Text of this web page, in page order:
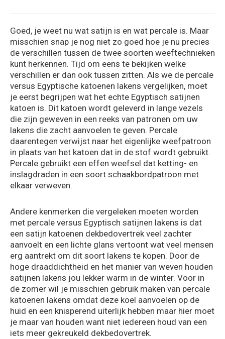
Goed, je weet nu wat satijn is en wat percale is. Maar
misschien snap je nog niet zo goed hoe je nu precies
de verschillen tussen de twee soorten weeftechnieken
kunt herkennen. Tijd om eens te bekijken welke
verschillen er dan ook tussen zitten. Als we de percale
versus Egyptische katoenen lakens vergelijken, moet
je eerst begrijpen wat het echte Egyptisch satijnen
katoen is. Dit katoen wordt geleverd in lange vezels
die zijn geweven in een reeks van patronen om uw
lakens die zacht aanvoelen te geven. Percale
daarentegen verwijst naar het eigenlijke weefpatroon
in plaats van het katoen dat in de stof wordt gebruikt.
Percale gebruikt een effen weefsel dat ketting- en
inslagdraden in een soort schaakbordpatroon met
elkaar verweven.
Andere kenmerken die vergeleken moeten worden
met percale versus Egyptisch satijnen lakens is dat
een satijn katoenen dekbedovertrek veel zachter
aanvoelt en een lichte glans vertoont wat veel mensen
erg aantrekt om dit soort lakens te kopen. Door de
hoge draaddichtheid en het manier van weven houden
satijnen lakens jou lekker warm in de winter. Voor in
de zomer wil je misschien gebruik maken van percale
katoenen lakens omdat deze koel aanvoelen op de
huid en een knisperend uiterlijk hebben maar hier moet
je maar van houden want niet iedereen houd van een
iets meer gekreukeld dekbedovertrek.